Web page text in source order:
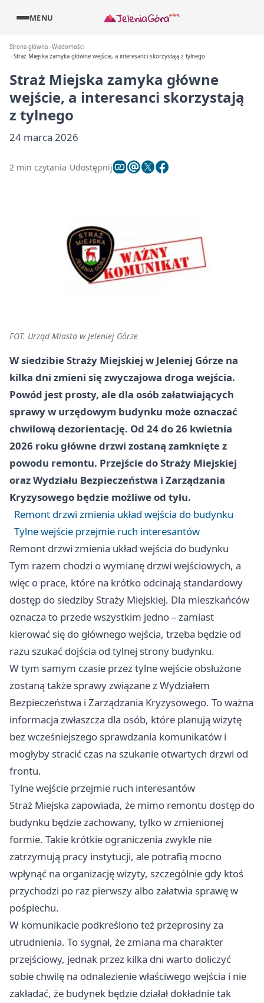
MENU
Strona główna Wiadomości
Straż Miejska zamyka główne wejście, a interesanci skorzystają z tylnego
Straż Miejska zamyka główne
wejście, a interesanci skorzystają
z tylnego
24 marca 2026
2 min czytania Udostępnij
FOT. Urząd Miasta w Jeleniej Górze
W siedzibie Straży Miejskiej w Jeleniej Górze na
kilka dni zmieni się zwyczajowa droga wejścia.
Powód jest prosty, ale dla osób załatwiających
sprawy w urzędowym budynku może oznaczać
chwilową dezorientację. Od 24 do 26 kwietnia
2026 roku główne drzwi zostaną zamknięte z
powodu remontu. Przejście do Straży Miejskiej
oraz Wydziału Bezpieczeństwa i Zarządzania
Kryzysowego będzie możliwe od tyłu.
Remont drzwi zmienia układ wejścia do budynku
Tylne wejście przejmie ruch interesantów
Remont drzwi zmienia układ wejścia do budynku
Tym razem chodzi o wymianę drzwi wejściowych, a
więc o prace, które na krótko odcinają standardowy
dostęp do siedziby Straży Miejskiej. Dla mieszkańców
oznacza to przede wszystkim jedno – zamiast
kierować się do głównego wejścia, trzeba będzie od
razu szukać dojścia od tylnej strony budynku.
W tym samym czasie przez tylne wejście obsłużone
zostaną także sprawy związane z Wydziałem
Bezpieczeństwa i Zarządzania Kryzysowego. To ważna
informacja zwłaszcza dla osób, które planują wizytę
bez wcześniejszego sprawdzania komunikatów i
mogłyby stracić czas na szukanie otwartych drzwi od
frontu.
Tylne wejście przejmie ruch interesantów
Straż Miejska zapowiada, że mimo remontu dostęp do
budynku będzie zachowany, tylko w zmienionej
formie. Takie krótkie ograniczenia zwykle nie
zatrzymują pracy instytucji, ale potrafią mocno
wpłynąć na organizację wizyty, szczególnie gdy ktoś
przychodzi po raz pierwszy albo załatwia sprawę w
pośpiechu.
W komunikacie podkreślono też przeprosiny za
utrudnienia. To sygnał, że zmiana ma charakter
przejściowy, jednak przez kilka dni warto doliczyć
sobie chwilę na odnalezienie właściwego wejścia i nie
zakładać, że budynek będzie działał dokładnie tak